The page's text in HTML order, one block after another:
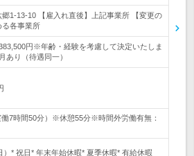
1-13-10 【雇入れ直後】上記事業所 【変更の
る各事業所
円※年齢・経験を考慮して決定いたしま
あり（待遇同一）
働7時間50分）※休憩55分※時間外労働有無：
）* 祝日* 年末年始休暇* 夏季休暇* 有給休暇